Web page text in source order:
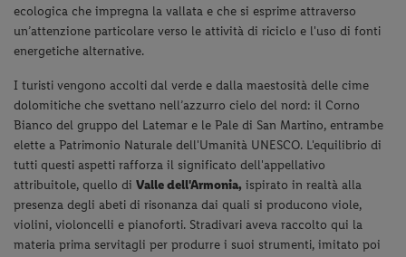
ecologica che impregna la vallata e che si esprime attraverso
un’attenzione particolare verso le attività di riciclo e l'uso di fonti
energetiche alternative.
I turisti vengono accolti dal verde e dalla maestosità delle cime
dolomitiche che svettano nell’azzurro cielo del nord: il Corno
Bianco del gruppo del Latemar e le Pale di San Martino, entrambe
elette a Patrimonio Naturale dell'Umanità UNESCO. L'equilibrio di
tutti questi aspetti rafforza il significato dell'appellativo
attribuitole, quello diValle dell'Armonia, ispirato in realtà alla
presenza degli abeti di risonanza dai quali si producono viole,
violini, violoncelli e pianoforti. Stradivari aveva raccolto qui la
materia prima servitagli per produrre i suoi strumenti, imitato poi